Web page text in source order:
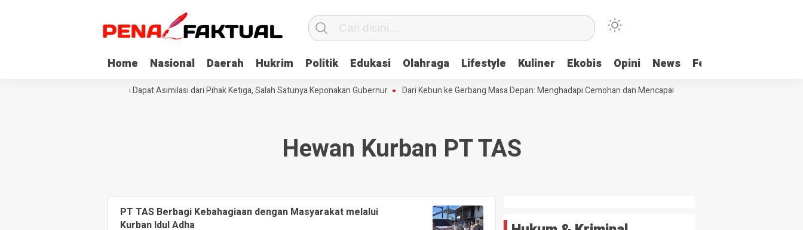
Home Nasional Daerah Hukrim Politik Edukasi Olahraga Lifestyle Kuliner Ekobis Opini News Feature
Tiga Napi Korupsi di Sultra Dapat Asimilasi dari Pihak Ketiga, Salah Satunya Keponakan Gubernur Dari Kebun ke Gerbang Masa Depan: Menghadapi Cemohan dan Mencapai Impian
Hewan Kurban PT TAS
PT TAS Berbagi Kebahagiaan dengan Masyarakat melalui
Kurban Idul Adha